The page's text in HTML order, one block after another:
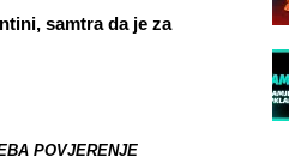
samtra da je za
POVJERENJE